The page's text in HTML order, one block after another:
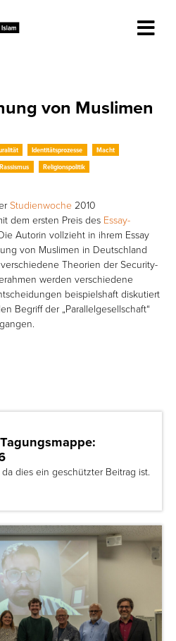
von Muslimen
Identitätsprozesse
Macht
Rassismus Religionspolitik
Studienwoche 2010
dem ersten Preis des Essay-
Autorin vollzieht in ihrem Essay
von Muslimen in Deutschland
Theorien der Security-
werden verschiedene
beispielshaft diskutiert
Begriff der „Parallelgesellschaft“
dies ein geschützter Beitrag ist.